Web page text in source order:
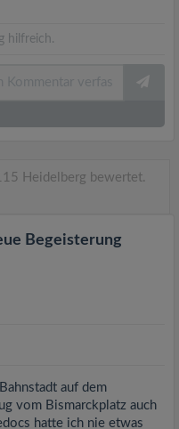
hilfreich.
Heidelberg bewertet.
Begeisterung
auf dem
vom Bismarckplatz auch
hatte ich nie etwas